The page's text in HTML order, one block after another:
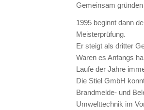
Gemeinsam
1995 beginnt dann
Meisterprüfung.
Er steigt als dritter
Waren es Anfangs
Laufe der Jahre
Die Stiel GmbH
Brandmelde- und
Umwelttechnik im